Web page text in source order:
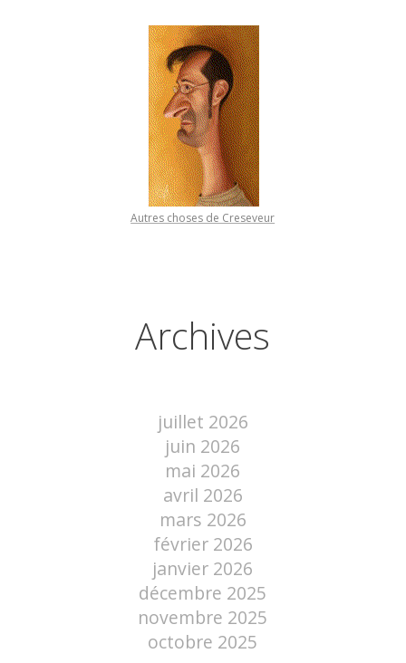
Autres choses de Creseveur
Archives
juillet 2026
juin 2026
mai 2026
avril 2026
mars 2026
février 2026
janvier 2026
décembre 2025
novembre 2025
octobre 2025